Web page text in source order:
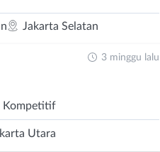
Jakarta Selatan
Kompetitif
Utara
3 minggu lalu